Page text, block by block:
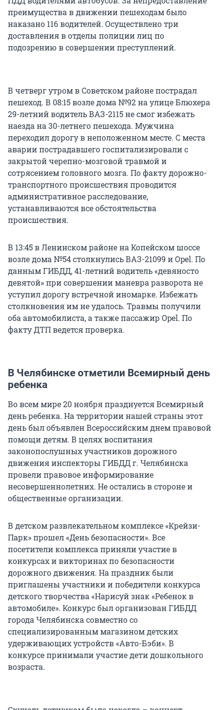
преимущества в движении пешеходам было
наказано 116 водителей. Осуществлено три
доставления в отделы полиции лиц по
подозрению в совершении преступлений.
В четверг утром в Советском районе пострадал
пешеход. В 08:15 возле дома №92 на улице Блюхера
29-летний водитель ВАЗ-2115 не смог избежать
наезда на 30-летнего пешехода. Мужчина
переходил дорогу в неположенном месте. С места
аварии пострадавшего госпитализировали с
закрытой черепно-мозговой травмой и
сотрясением головного мозга. По факту дорожно-
транспортного происшествия проводится
административное расследование,
устанавливаются все обстоятельства
происшествия.
В 13:45 в Ленинском районе на Копейском шоссе
возле дома №54 столкнулись ВАЗ-21099 и Opel. По
данным ГИБДД, 41-летний водитель «девяносто
девятой» при совершении маневра разворота не
уступил дорогу встречной иномарке. Избежать
столкновения им не удалось. Травмы получили
оба автомобилиста, а также пассажир Opel. По
факту ДТП ведется проверка.
В Челябинске отметили Всемирный день
ребенка
Во всем мире 20 ноября празднуется Всемирный
день ребенка. На территории нашей страны этот
день был объявлен Всероссийским днем правовой
помощи детям. В целях воспитания
законопослушных участников дорожного
движения инспекторы ГИБДД г. Челябинска
провели правовое информирование
несовершеннолетних. Не остались в стороне и
общественные организации.
В детском развлекательном комплексе «Крейзи-
Парк» прошел «День безопасности». Все
посетители комплекса приняли участие в
конкурсах и викторинах по безопасности
дорожного движения. На праздник были
приглашены участники и победители конкурса
детского творчества «Нарисуй знак «Ребенок в
автомобиле». Конкурс был организован ГИБДД
города Челябинска совместно со
специализированным магазином детских
удерживающих устройств «Авто-Бэби». В
конкурсе принимали участие дети дошкольного
возраста.